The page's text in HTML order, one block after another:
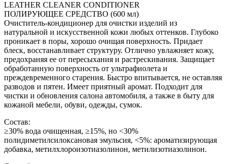
LEATHER CLEANER CONDITIONER
ПОЛИРУЮЩЕЕ СРЕДСТВО (600 мл)
Очиститель-кондиционер для очистки изделий из
натуральной и искусственной кожи любых оттенков. Глубоко
проникает в поры, хорошо очищая поверхность. Придает
блеск, восстанавливает структуру. Отлично увлажняет кожу,
предохраняя ее от пересыхания и растрескивания. Защищает
обработанную поверхность от ультрафиолета и
преждевременного старения. Быстро впитывается, не оставляя
разводов и пятен. Имеет приятный аромат. Подходит для
чистки и обновления салона автомобиля, а также в быту для
кожаной мебели, обуви, одежды, сумок.
Состав:
≥30% вода очищенная, ≥15%, но <30%
полидиметилсилоксановая эмульсия, <5%: ароматизирующая
добавка, метилхлороизотиазолинон, метилизотиазолинон.